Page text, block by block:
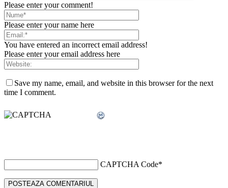
Please enter your comment!
Please enter your name here
You have entered an incorrect email address!
Please enter your email address here
Save my name, email, and website in this browser for the next
time I comment.
CAPTCHA Code*